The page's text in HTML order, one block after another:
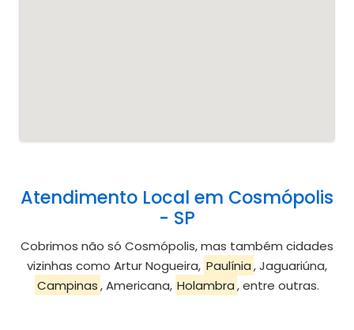
Atendimento Local em Cosmópolis
- SP
Cobrimos não só Cosmópolis, mas também cidades
vizinhas como Artur Nogueira, Paulínia, Jaguariúna,
Campinas, Americana, Holambra, entre outras.